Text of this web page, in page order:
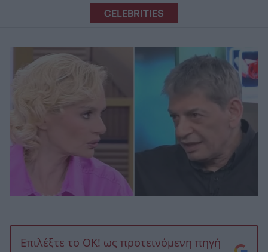
CELEBRITIES
Επιλέξτε το OK! ως προτεινόμενη πηγή